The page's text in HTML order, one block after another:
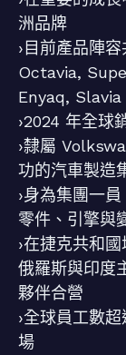
洲品牌
›目前產品陣
Octavia,
Enyaq,
›2024 年全球
›隸屬
功的汽車製造
›身為集團一
零件、引擎與
›在捷克共和
俄羅斯與印度
夥伴合營
›全球員工數
場